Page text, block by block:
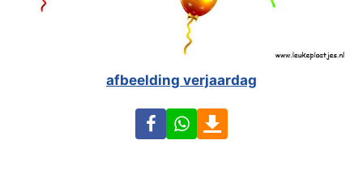
afbeelding verjaardag
FacebookWhatsApp